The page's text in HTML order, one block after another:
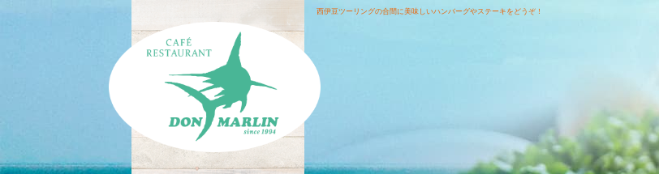
西伊豆ツーリングの合間に美味しいハンバーグやステーキをどうぞ！